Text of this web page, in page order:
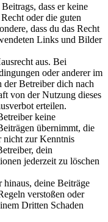
dass er keine
oder die guten
dass du das Recht
Links und Bilder
aus. Bei
oder anderer im
Betreiber dich nach
von der Nutzung dieses
erteilen.
keine
übernimmt, die
nicht zur Kenntnis
dein
jederzeit zu löschen
hinaus, deine Beiträge
verstoßen oder
Dritten Schaden